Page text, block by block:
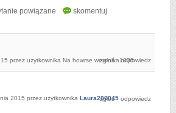
przez użytkownika Na howrse weronika1005
2015 przez użytkownika Laura200045